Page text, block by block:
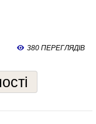
380 ПЕРЕГЛЯДІВ